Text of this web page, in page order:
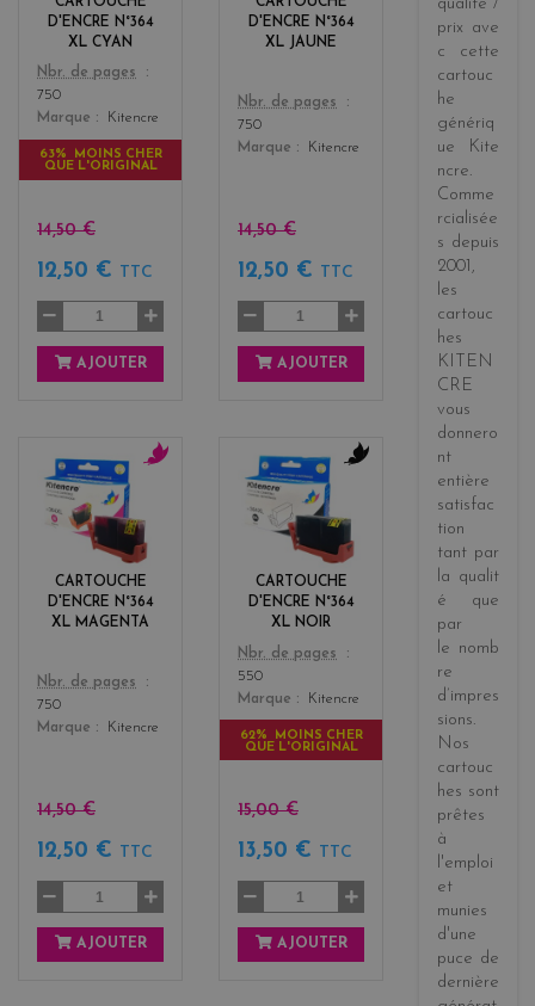
D'ENCRE N°364
XL CYAN
Color
Nbr. de pages
750
Marque
Kitencre
63% MOINS CHER
QUE L'ORIGINAL
14,50 €
12,50 € TTC
AJOUTER
D'ENCRE N°364
XL JAUNE
Color
w
Nbr. de pages
750
Marque
Kitencre
14,50 €
12,50 € TTC
AJOUTER
CARTOUCHE
D'ENCRE N°364
XL MAGENTA
Color
g
e
n
t
a
Nbr. de pages
750
Marque
Kitencre
14,50 €
12,50 € TTC
AJOUTER
CARTOUCHE
D'ENCRE N°364
XL NOIR
Color
a
c
k
Nbr. de pages
550
Marque
Kitencre
62% MOINS CHER
QUE L'ORIGINAL
15,00 €
13,50 € TTC
AJOUTER
qualité /
prix ave
c cette
cartouc
he
génériq
ue
Kite
ncre.
Comme
rcialisée
s depuis
2001 ,
les
cartouc
hes
KITEN
CRE
vous
donnero
nt
entière
satisfac
tion
tant par
la qualit
é que
par
le nomb
re
d’impres
sions.
Nos
cartouc
hes sont
prêtes
à
l'emploi
et
munies
d'une
puce de
dernière